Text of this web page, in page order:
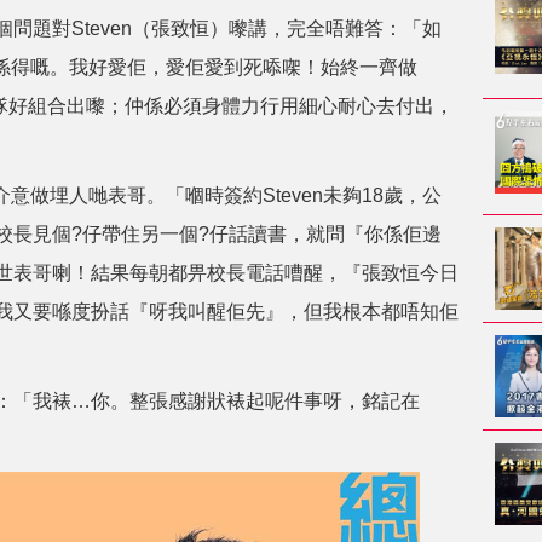
問題對Steven（張致恒）嚟講，完全唔難答：「如
嘅。我好愛佢，愛佢愛到死㖭㗎！始終一齊做
組合出嚟；仲係必須身體力行用細心耐心去付出，
做埋人哋表哥。「嗰時簽約Steven未夠18歲，公
長見個?仔帶住另一個?仔話讀書，就問『你係佢邊
表哥喇！結果每朝都畀校長電話嘈醒，『張致恒今日
又要喺度扮話『呀我叫醒佢先』，但我根本都唔知佢
「我裱…你。整張感謝狀裱起呢件事呀，銘記在